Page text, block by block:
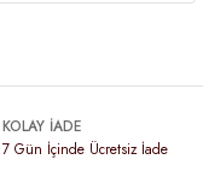
KOLAY İADE
7 Gün İçinde Ücretsiz İade